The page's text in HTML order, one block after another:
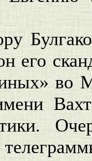
его
во